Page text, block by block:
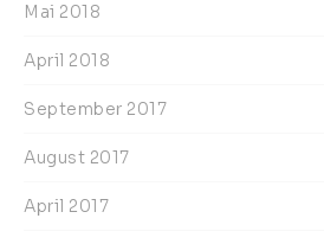
Mai 2018
April 2018
September 2017
August 2017
April 2017